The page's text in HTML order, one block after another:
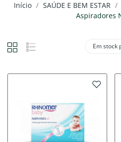
Início SAÚDE E BEM ESTAR
Aspiradores
Em stock